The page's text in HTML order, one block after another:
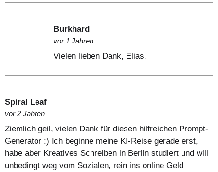
Burkhard
vor 1 Jahren
Vielen lieben Dank, Elias.
Spiral Leaf
vor 2 Jahren
Ziemlich geil, vielen Dank für diesen hilfreichen Prompt-
Generator :) Ich beginne meine KI-Reise gerade erst,
habe aber Kreatives Schreiben in Berlin studiert und will
unbedingt weg vom Sozialen, rein ins online Geld